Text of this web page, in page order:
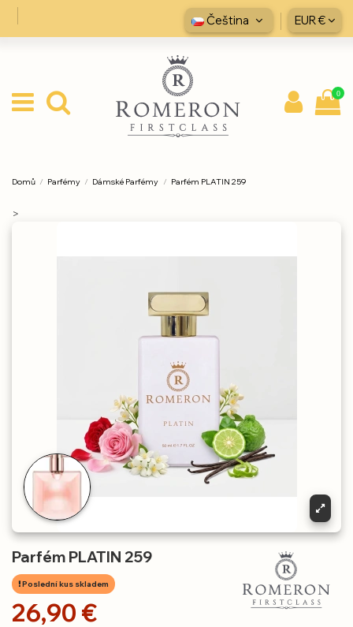
Čeština EUR €
0
Domů Parfémy Dámské Parfémy Parfém PLATIN 259
>
Parfém PLATIN 259
Poslední kus skladem
26,90 €